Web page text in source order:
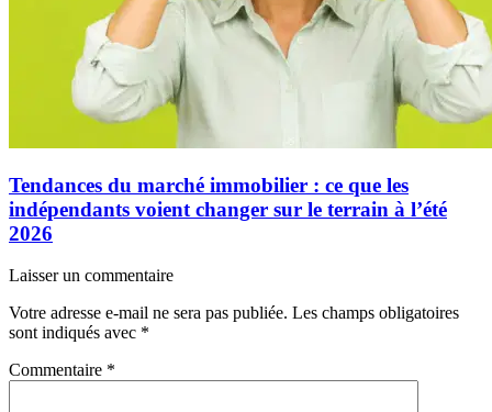
Tendances du marché immobilier : ce que les
indépendants voient changer sur le terrain à l’été
2026
Laisser un commentaire
Votre adresse e-mail ne sera pas publiée. Les champs obligatoires
sont indiqués avec *
Commentaire *